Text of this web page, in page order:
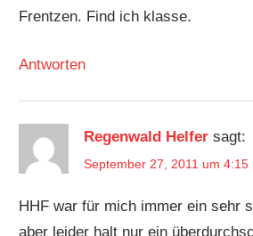
Frentzen. Find ich klasse.
Antworten
Regenwald Helfer sagt:
September 27, 2011 um 4:15
HHF war für mich immer ein sehr
aber leider halt nur ein